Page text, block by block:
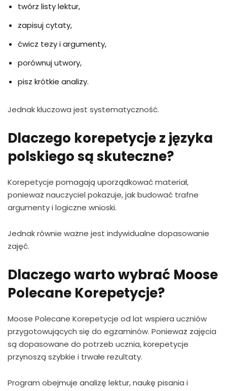
twórz listy lektur,
zapisuj cytaty,
ćwicz tezy i argumenty,
porównuj utwory,
pisz krótkie analizy.
Jednak kluczowa jest systematyczność.
Dlaczego korepetycje z języka
polskiego są skuteczne?
Korepetycje pomagają uporządkować materiał,
ponieważ nauczyciel pokazuje, jak budować trafne
argumenty i logiczne wnioski.
Jednak równie ważne jest indywidualne dopasowanie
zajęć.
Dlaczego warto wybrać Moose
Polecane Korepetycje?
Moose Polecane Korepetycje od lat wspiera uczniów
przygotowujących się do egzaminów. Ponieważ zajęcia
są dopasowane do potrzeb ucznia, korepetycje
przynoszą szybkie i trwałe rezultaty.
Program obejmuje analizę lektur, naukę pisania i